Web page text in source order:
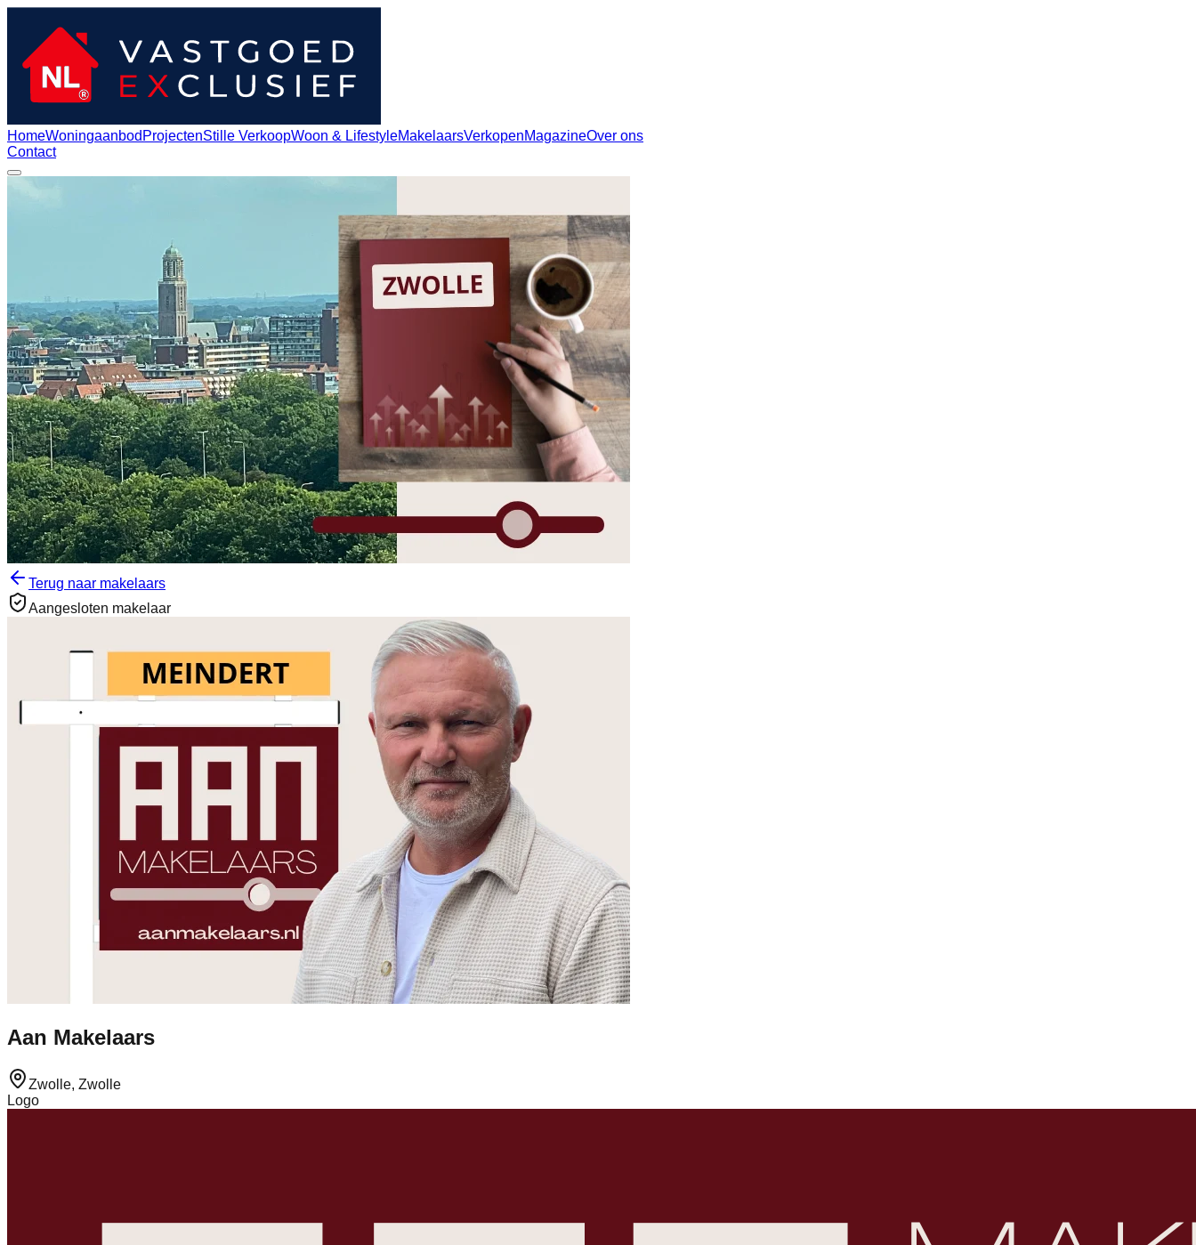
HomeWoningaanbod ProjectenStille VerkoopWoon & LifestyleMakelaarsVerkopenMagazineOver ons
Contact
Terug naar makelaars
Aangesloten makelaar
Aan Makelaars
Zwolle, Zwolle
Logo